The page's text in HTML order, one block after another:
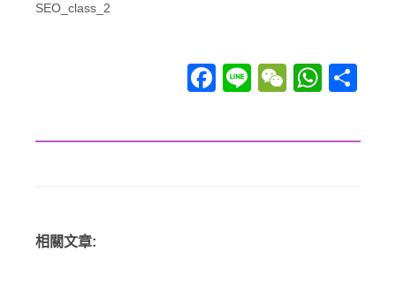
SEO_class_2
FacebookLine WeChat WhatsApp
相關文章: